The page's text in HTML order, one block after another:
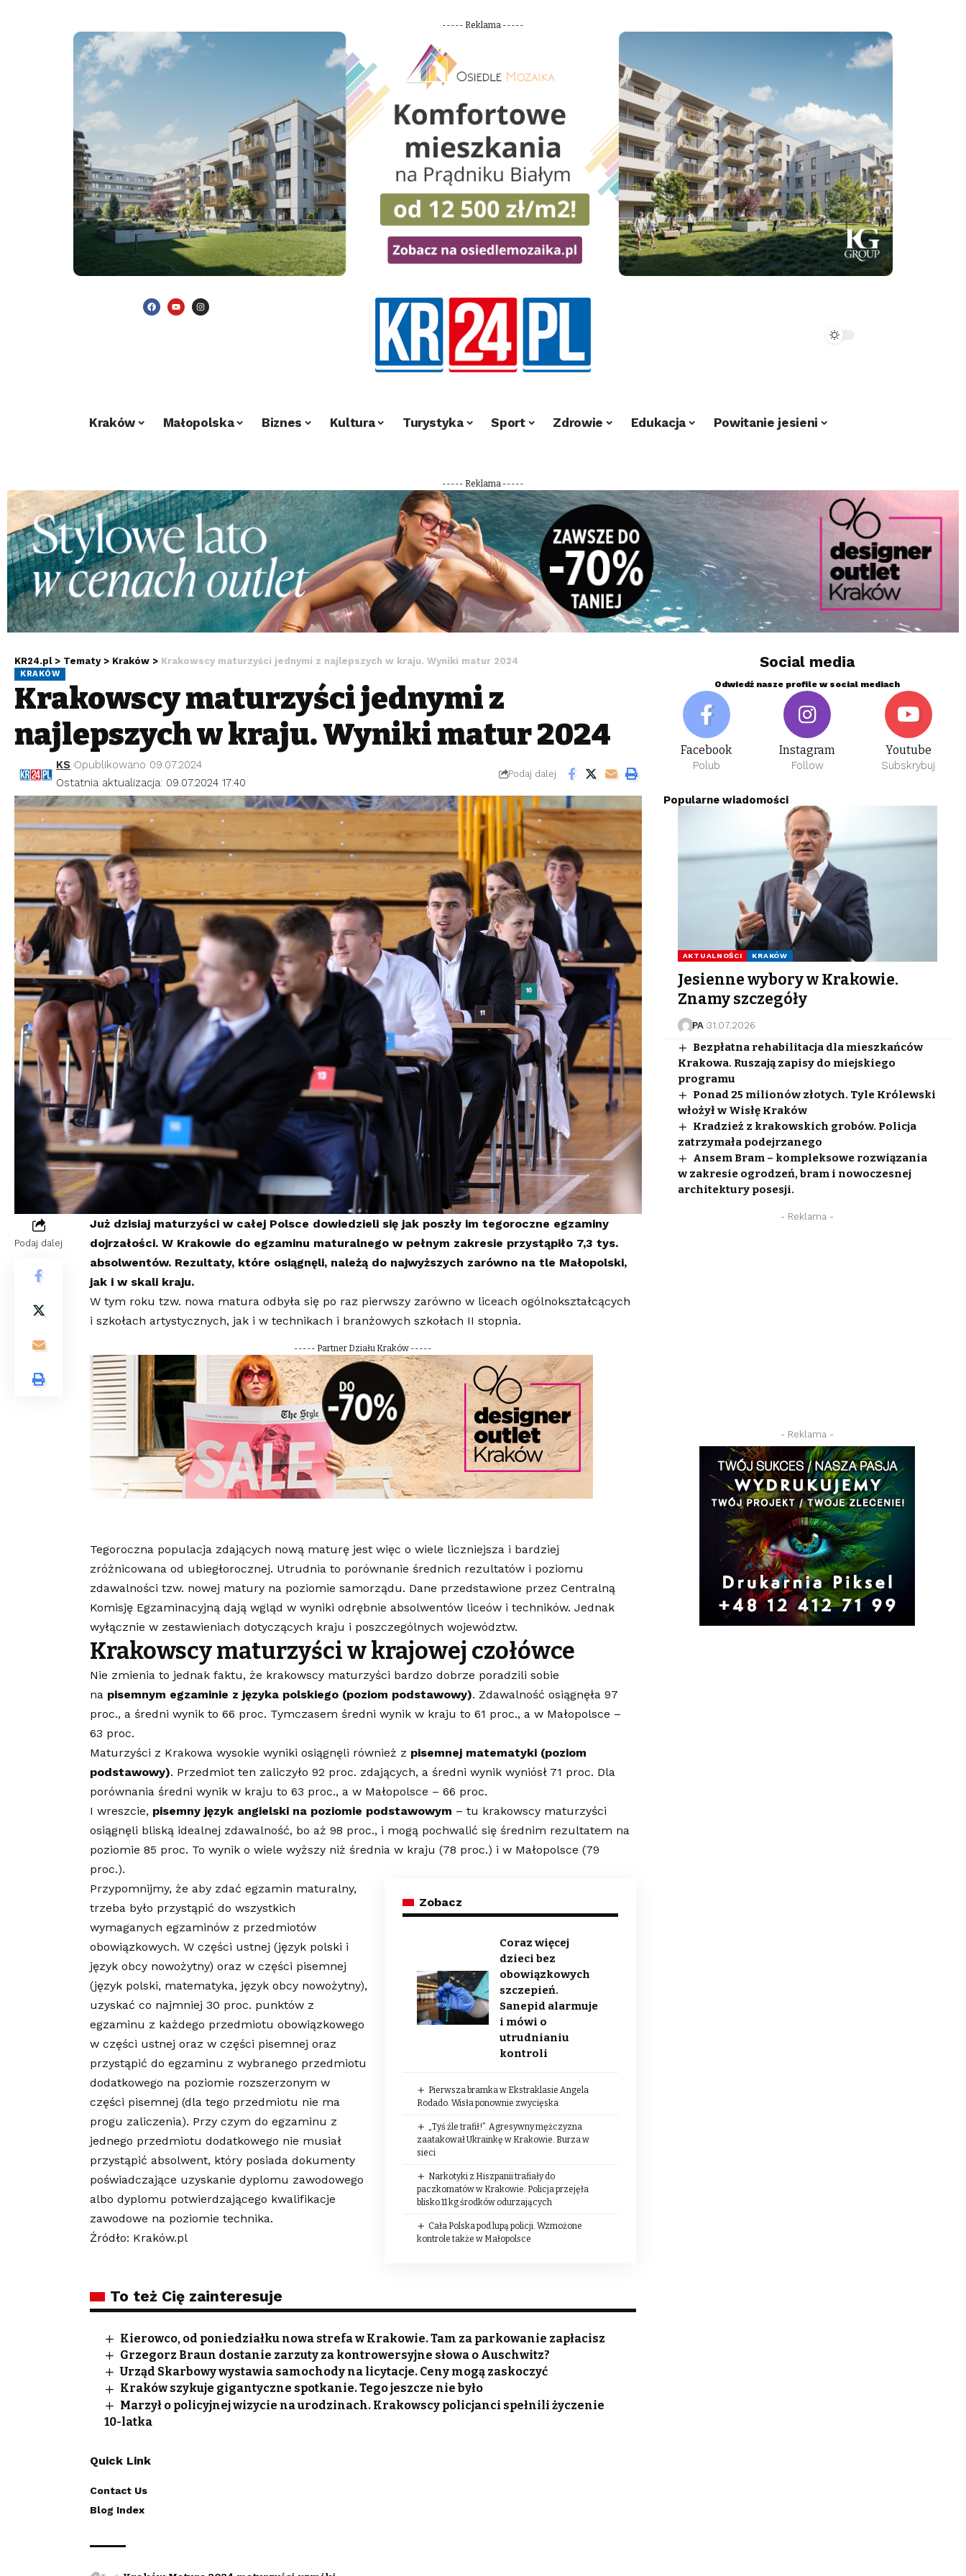
----- Reklama -----
Kraków Małopolska Biznes Kultura Turystyka Sport Zdrowie Edukacja Powitanie jesieni
----- Reklama -----
KR24.pl> Tematy> Kraków > Krakowscy maturzyści jednymi z najlepszych w kraju. Wyniki matur 2024
KRAKÓW
Krakowscy maturzyści jednymi z
najlepszych w kraju. Wyniki matur 2024
Ostatnia aktualizacja: 09.07.2024 17:40
KS Opublikowano 09.07.2024
Podaj dalej
Podaj dalej
Już dzisiaj maturzyści w całej Polsce dowiedzieli się jak poszły im tegoroczne egzaminy
dojrzałości. W Krakowie do egzaminu maturalnego w pełnym zakresie przystąpiło 7,3 tys.
absolwentów. Rezultaty, które osiągnęli, należą do najwyższych zarówno na tle Małopolski,
jak i w skali kraju.
W tym roku tzw. nowa matura odbyła się po raz pierwszy zarówno w liceach ogólnokształcących
i szkołach artystycznych, jak i w technikach i branżowych szkołach II stopnia.
----- Partner Działu Kraków -----
Tegoroczna populacja zdających nową maturę jest więc o wiele liczniejsza i bardziej
zróżnicowana od ubiegłorocznej. Utrudnia to porównanie średnich rezultatów i poziomu
zdawalności tzw. nowej matury na poziomie samorządu. Dane przedstawione przez Centralną
Komisję Egzaminacyjną dają wgląd w wyniki odrębnie absolwentów liceów i techników. Jednak
wyłącznie w zestawieniach dotyczących kraju i poszczególnych województw.
Krakowscy maturzyści w krajowej czołówce
Nie zmienia to jednak faktu, że krakowscy maturzyści bardzo dobrze poradzili sobie
na pisemnym egzaminie z języka polskiego (poziom podstawowy). Zdawalność osiągnęła 97
proc., a średni wynik to 66 proc. Tymczasem średni wynik w kraju to 61 proc., a w Małopolsce –
63 proc.
Maturzyści z Krakowa wysokie wyniki osiągnęli również z pisemnej matematyki (poziom
podstawowy). Przedmiot ten zaliczyło 92 proc. zdających, a średni wynik wyniósł 71 proc. Dla
porównania średni wynik w kraju to 63 proc., a w Małopolsce – 66 proc.
I wreszcie, pisemny język angielski na poziomie podstawowym – tu krakowscy maturzyści
osiągnęli bliską idealnej zdawalność, bo aż 98 proc., i mogą pochwalić się średnim rezultatem na
poziomie 85 proc. To wynik o wiele wyższy niż średnia w kraju (78 proc.) i w Małopolsce (79
proc.).
Zobacz
Coraz więcej
dzieci bez
obowiązkowych
szczepień.
Sanepid alarmuje
i mówi o
utrudnianiu
kontroli
Pierwsza bramka w Ekstraklasie Angela
Rodado. Wisła ponownie zwycięska
„Tyś źle trafił!”. Agresywny mężczyzna
zaatakował Ukrainkę w Krakowie. Burza w
sieci
Narkotyki z Hiszpanii trafiały do
paczkomatów w Krakowie. Policja przejęła
blisko 11 kg środków odurzających
Cała Polska pod lupą policji. Wzmożone
kontrole także w Małopolsce
Przypomnijmy, że aby zdać egzamin maturalny,
trzeba było przystąpić do wszystkich
wymaganych egzaminów z przedmiotów
obowiązkowych. W części ustnej (język polski i
język obcy nowożytny) oraz w części pisemnej
(język polski, matematyka, język obcy nowożytny),
uzyskać co najmniej 30 proc. punktów z
egzaminu z każdego przedmiotu obowiązkowego
‎w części ustnej oraz w części pisemnej oraz
przystąpić do egzaminu z wybranego przedmiotu
dodatkowego na poziomie rozszerzonym w
części pisemnej (dla tego przedmiotu nie ma
progu zaliczenia). Przy czym do egzaminu z
jednego przedmiotu dodatkowego nie musiał
przystąpić absolwent, który posiada dokumenty
poświadczające uzyskanie dyplomu zawodowego
albo dyplomu potwierdzającego kwalifikacje
zawodowe na poziomie technika.
Źródło: Kraków.pl
To też Cię zainteresuje
Kierowco, od poniedziałku nowa strefa w Krakowie. Tam za parkowanie zapłacisz
Grzegorz Braun dostanie zarzuty za kontrowersyjne słowa o Auschwitz?
Urząd Skarbowy wystawia samochody na licytacje. Ceny mogą zaskoczyć
Kraków szykuje gigantyczne spotkanie. Tego jeszcze nie było
Marzył o policyjnej wizycie na urodzinach. Krakowscy policjanci spełnili życzenie
10-latka
Quick Link
Contact Us
Blog Index
Social media
Odwiedź nasze profile w social mediach
Facebook
Polub
Instagram
Follow
Youtube
Subskrybuj
Popularne wiadomości
AKTUALNOŚCI KRAKÓW
Jesienne wybory w Krakowie.
Znamy szczegóły
PA 31.07.2026
Bezpłatna rehabilitacja dla mieszkańców
Krakowa. Ruszają zapisy do miejskiego
programu
Ponad 25 milionów złotych. Tyle Królewski
włożył w Wisłę Kraków
Kradzież z krakowskich grobów. Policja
zatrzymała podejrzanego
Ansem Bram – kompleksowe rozwiązania
w zakresie ogrodzeń, bram i nowoczesnej
architektury posesji.
- Reklama -
- Reklama -